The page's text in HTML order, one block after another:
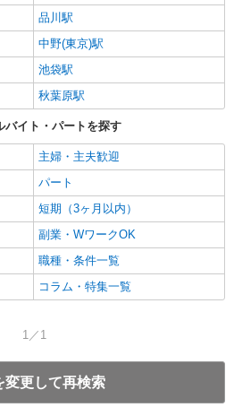
品川駅
中野(東京)駅
池袋駅
秋葉原駅
バイト・パートを探す
主婦・主夫歓迎
パート
短期（3ヶ月以内）
副業・WワークOK
職種・条件一覧
コラム・特集一覧
1／1
変更して再検索